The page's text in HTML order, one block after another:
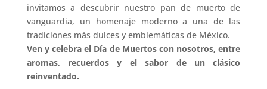
invitamos a descubrir nuestro pan de muerto de
vanguardia, un homenaje moderno a una de las
tradiciones más dulces y emblemáticas de México.
Ven y celebra el Día de Muertos con nosotros, entre
aromas, recuerdos y el sabor de un clásico
reinventado.